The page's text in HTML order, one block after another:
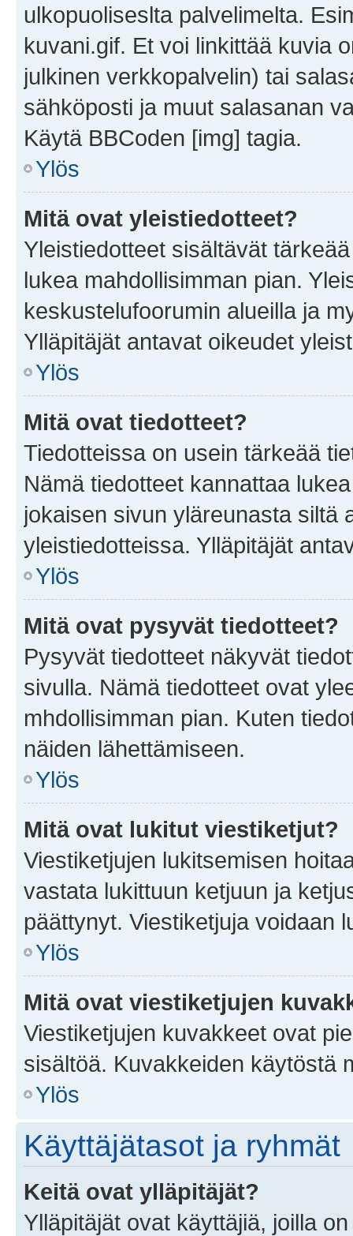
ulkopuoliseslta palvelimelta.
kuvani.gif. Et voi linkittää kuvia
julkinen verkkopalvelin) tai
sähköposti ja muut salasanan
Käytä BBCoden [img] tagia.
Ylös
Mitä ovat yleistiedotteet?
Yleistiedotteet sisältävät
lukea mahdollisimman pian.
keskustelufoorumin alueilla ja
Ylläpitäjät antavat oikeudet
Ylös
Mitä ovat tiedotteet?
Tiedotteissa on usein tärkeää
Nämä tiedotteet kannattaa
jokaisen sivun yläreunasta siltä
yleistiedotteissa. Ylläpitäjät
Ylös
Mitä ovat pysyvät tiedotteet?
Pysyvät tiedotteet näkyvät
sivulla. Nämä tiedotteet ovat
mhdollisimman pian. Kuten
näiden lähettämiseen.
Ylös
Mitä ovat lukitut viestiketjut?
Viestiketjujen lukitsemisen
vastata lukittuun ketjuun ja
päättynyt. Viestiketjuja voidaan
Ylös
Mitä ovat viestiketjujen
Viestiketjujen kuvakkeet ovat
sisältöä. Kuvakkeiden käytöstä
Ylös
Käyttäjätasot ja ryhmät
Keitä ovat ylläpitäjät?
Ylläpitäjät ovat käyttäjiä, joilla